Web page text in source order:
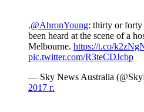
.@AhronYoung: thirty or forty
been heard at the scene of a
Melbourne. https://t.co/
pic.twitter.com/R3teCDJcbp
— Sky News Australia
2017 г.